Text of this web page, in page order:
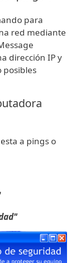
para
red mediante
dirección IP y
posibles
a pings o